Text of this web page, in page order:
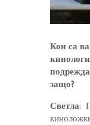
Кои са
защо?
Светла: